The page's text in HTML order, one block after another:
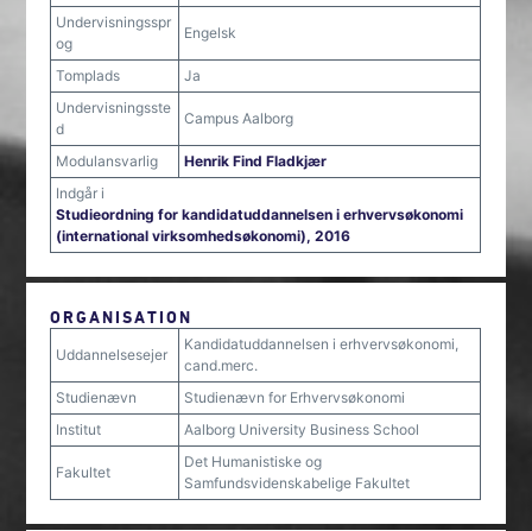
Undervisningsspr
og
Engelsk
Tomplads
Ja
Undervisningsste
d
Campus Aalborg
Modulansvarlig
Henrik Find Fladkjær
Indgår i
Studieordning for kandidatuddannelsen i erhvervsøkonomi
(international virksomhedsøkonomi), 2016
ORGANISATION
Uddannelsesejer
Kandidatuddannelsen i erhvervsøkonomi,
cand.merc.
Studienævn
Studienævn for Erhvervsøkonomi
Institut
Aalborg University Business School
Fakultet
Det Humanistiske og
Samfundsvidenskabelige Fakultet